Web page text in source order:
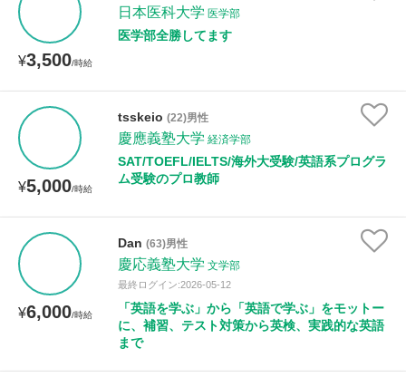
¥3,500/時給
日本医科大学 医学部
医学部全勝してます
¥5,000/時給
tsskeio (22)男性
慶應義塾大学 経済学部
SAT/TOEFL/IELTS/海外大受験/英語系プログラ
ム受験のプロ教師
¥6,000/時給
Dan (63)男性
慶応義塾大学 文学部
最終ログイン:2026-05-12
「英語を学ぶ」から「英語で学ぶ」をモットー
に、補習、テスト対策から英検、実践的な英語
まで